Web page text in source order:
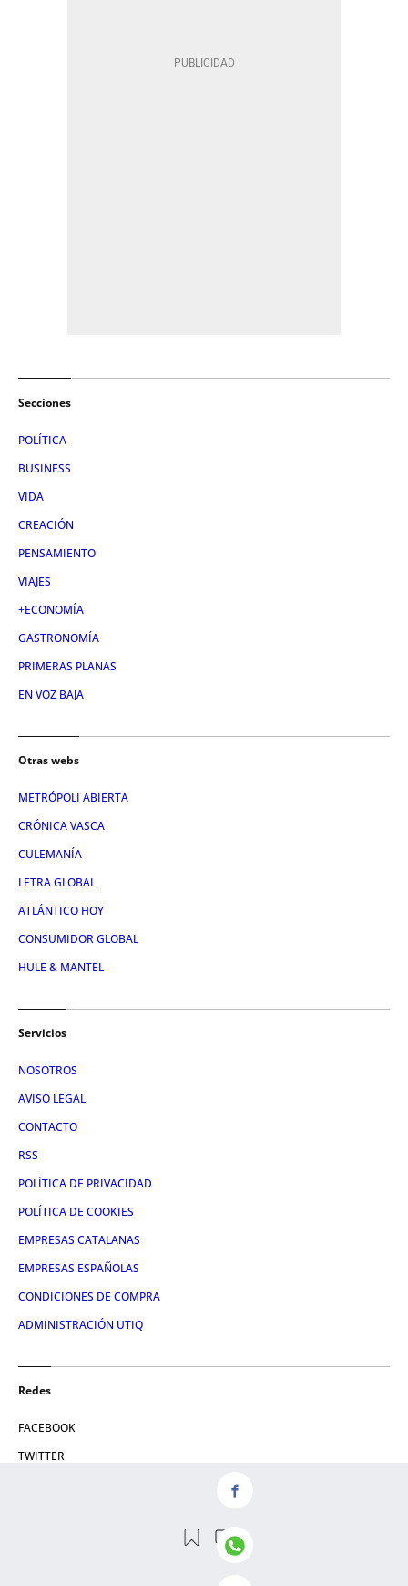
Secciones
POLÍTICA
BUSINESS
VIDA
CREACIÓN
PENSAMIENTO
VIAJES
+ECONOMÍA
GASTRONOMÍA
PRIMERAS PLANAS
EN VOZ BAJA
Otras webs
METRÓPOLI ABIERTA
CRÓNICA VASCA
CULEMANÍA
LETRA GLOBAL
ATLÁNTICO HOY
CONSUMIDOR GLOBAL
HULE & MANTEL
Servicios
NOSOTROS
AVISO LEGAL
CONTACTO
RSS
POLÍTICA DE PRIVACIDAD
POLÍTICA DE COOKIES
EMPRESAS CATALANAS
EMPRESAS ESPAÑOLAS
CONDICIONES DE COMPRA
ADMINISTRACIÓN UTIQ
Redes
FACEBOOK
TWITTER